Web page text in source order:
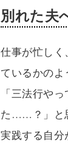
別れた夫
仕事が忙しく
ているかのよ
「三法行や
た……？」と
実践する自